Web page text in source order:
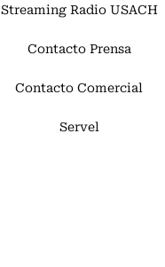
Streaming Radio USACH
Contacto Prensa
Contacto Comercial
Servel